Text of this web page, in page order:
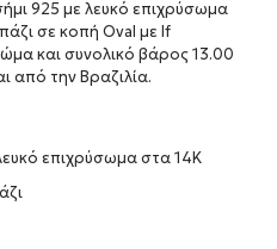
925 με λευκό επιχρύσωμα
σε κοπή Oval με If
και συνολικό βάρος 13.00
από την Βραζιλία.
επιχρύσωμα στα 14Κ